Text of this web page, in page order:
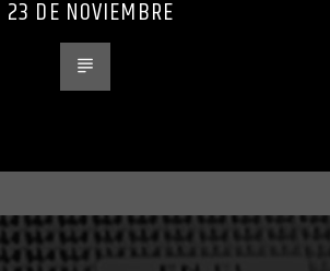
23 DE NOVIEMBRE